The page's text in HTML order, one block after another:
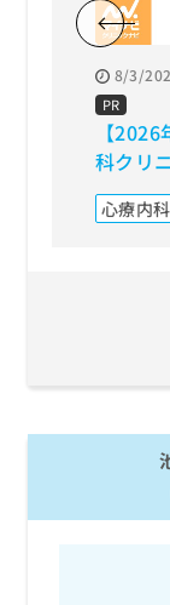
8/3/
PR
【
科クリ
安も解
心療内科